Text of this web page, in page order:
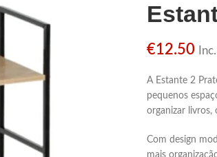
€12.50
A Estante 2
pequenos
organizar livros,
Com design
mais